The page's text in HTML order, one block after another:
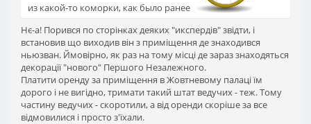
из какой-то коморки, как было ранее
Нє-а! Порився по сторінках деяких "икспердів" звідти, і
встановив що виходив він з приміщення де знаходився
ньюзван. Ймовірно, як раз на тому місці де зараз знаходяться
декорації "нового" Першого Незалежного.
Платити оренду за приміщення в Жовтневому палаці їм
дорого і не вигідно, тримати такий штат ведучих - теж. Тому
частину ведучих - скоротили, а від оренди скоріше за все
відмовилися і просто з'їхали.